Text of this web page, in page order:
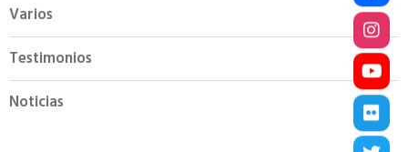
Varios
Testimonios
Noticias